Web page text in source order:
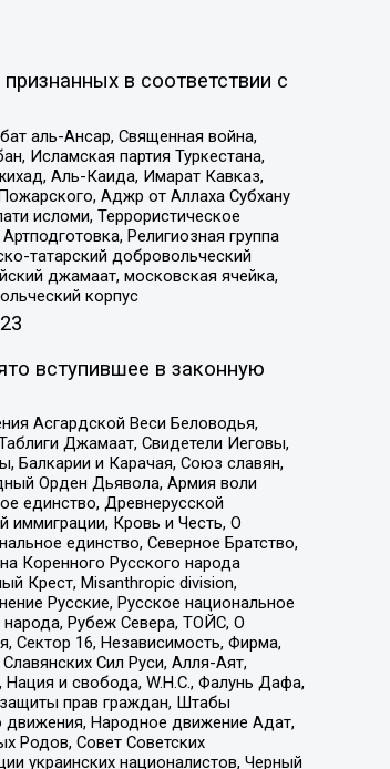
в соответствии с
аль-Ансар, Священная война,
Исламская партия Туркестана,
Аль-Каида, Имарат Кавказ,
Аджр от Аллаха Субхану
исломи, Террористическое
Религиозная группа
татарский добровольческий
джамаат, московская ячейка,
корпус
вступившее в законную
Асгардской Веси Беловодья,
Джамаат, Свидетели Иеговы,
Балкарии и Карачая, Союз славян,
Орден Дьявола, Армия воли
единство, Древнерусской
иммиграции, Кровь и Честь, О
единство, Северное Братство,
Коренного Русского народа
Крест, Misanthropic division,
Русские, Русское национальное
Рубеж Севера, ТОЙС, О
Сектор 16, Независимость, Фирма,
Сил Руси, Алля-Аят,
Нация и свобода, W.H.С., Фалунь Дафа,
прав граждан, Штабы
движения, Народное движение Адат,
Родов, Совет Советских
украинских националистов, Черный